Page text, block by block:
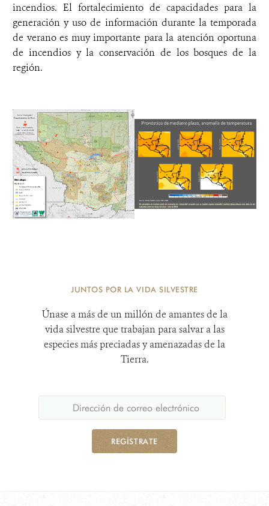
incendios. El fortalecimiento de capacidades para la
generación y uso de información durante la temporada
de verano es muy importante para la atención oportuna
de incendios y la conservación de los bosques de la
región.
JUNTOS POR LA VIDA SILVESTRE
Únase a más de un millón de amantes de la
vida silvestre que trabajan para salvar a las
especies más preciadas y amenazadas de la
Tierra.
REGÍSTRATE